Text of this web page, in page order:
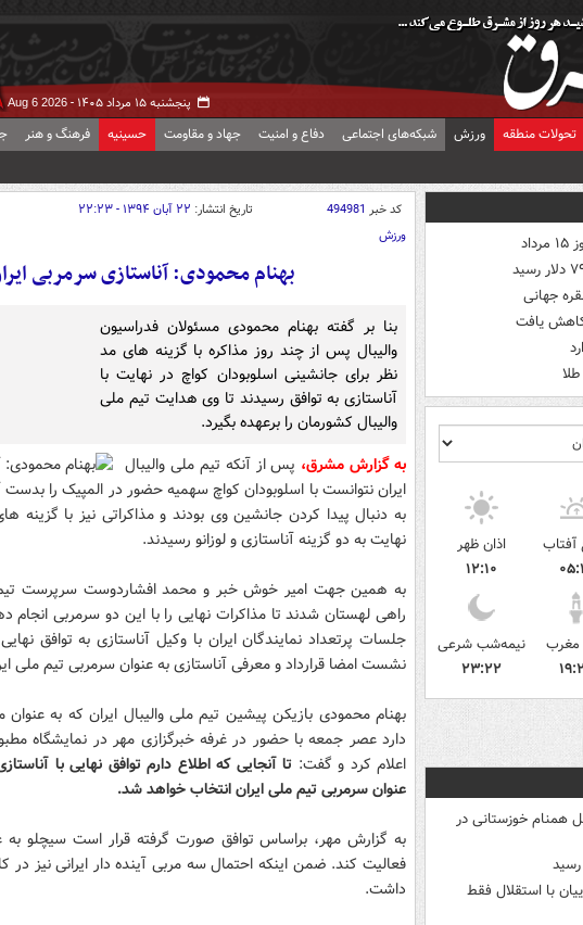
پنجشنبه ۱۵ مرداد ۱۴۰۵ - Aug 6 2026
تحولات منطقه ورزش شبکه‌های اجتماعی دفاع و امنیت جهاد و مقاومت حسینیه فرهنگ و هنر
جهانی
آفتاب
اذان ظهر
۱۲:۱۰
مغرب
نیمه‌شب شرعی
۲۳:۲۲
همنام خوزستانی در
با استقلال فقط
کد خبر 494981 تاریخ انتشار: ۲۲ آبان ۱۳۹۴ - ۲۲:۲۳
ورزش
بهنام محمودی: آناستازی سرمربی
بنا بر گفته بهنام محمودی مسئولان فدراسیون
والیبال پس از چند روز مذاکره با گزینه های مد
نظر برای جانشینی اسلوبودان کواچ در نهایت با
آناستازی به توافق رسیدند تا وی هدایت تیم ملی
والیبال کشورمان را برعهده بگیرد.
به گزارش مشرق، پس از آنکه تیم ملی والیبال
ایران نتوانست با اسلوبودان کواچ سهمیه حضور در المپیک را بدست
به دنبال پیدا کردن جانشین وی بودند و مذاکراتی نیز با گزینه
نهایت به دو گزینه آناستازی و لوزانو رسیدند.
به همین جهت امیر خوش خبر و محمد افشاردوست سرپرست تیم
راهی لهستان شدند تا مذاکرات نهایی را با این دو سرمربی انجام
جلسات پرتعداد نمایندگان ایران با وکیل آناستازی به توافق
نشست امضا قرارداد و معرفی آناستازی به عنوان سرمربی تیم ملی
بهنام محمودی بازیکن پیشین تیم ملی والیبال ایران که به
دارد عصر جمعه با حضور در غرفه خبرگزازی مهر در نمایشگاه
اعلام کرد و گفت: تا آنجایی که اطلاع دارم توافق نهایی با
عنوان سرمربی تیم ملی ایران انتخاب خواهد شد.
به گزارش مهر، براساس توافق صورت گرفته قرار است سیچلو به
فعالیت کند. ضمن اینکه احتمال سه مربی آینده دار ایرانی نیز
داشت.